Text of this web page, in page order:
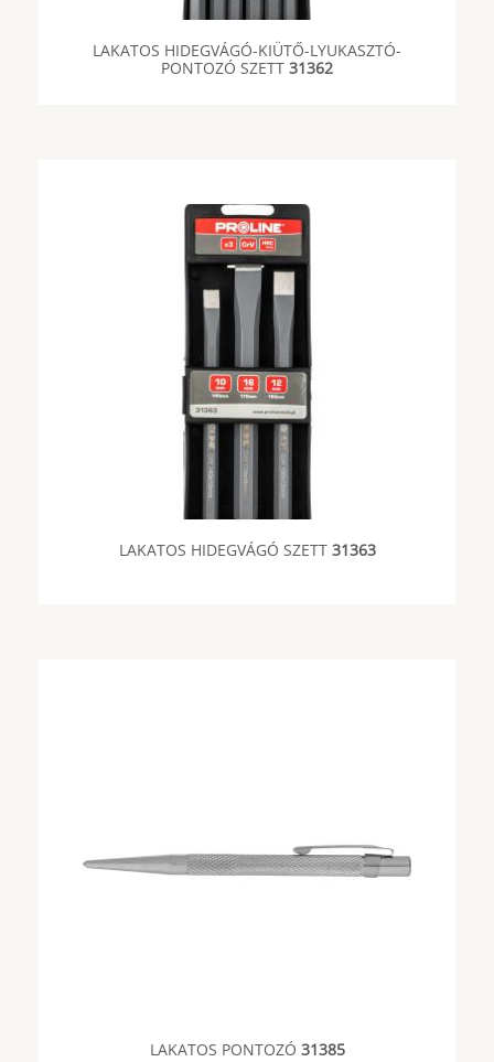
LAKATOS HIDEGVÁGÓ-KIÜTŐ-LYUKASZTÓ-
PONTOZÓ SZETT 31362
LAKATOS HIDEGVÁGÓ SZETT 31363
LAKATOS PONTOZÓ 31385